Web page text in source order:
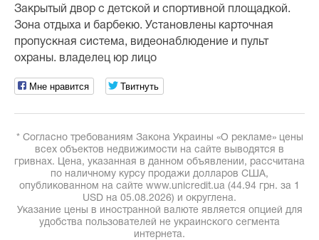
Закрытый двор с детской и спортивной площадкой.
Зона отдыха и барбекю. Установлены карточная
пропускная система, видеонаблюдение и пульт
охраны. владелец юр лицо
Мне нравится Твитнуть
* Согласно требованиям Закона Украины «О рекламе» цены
всех объектов недвижимости на сайте выводятся в
гривнах. Цена, указанная в данном объявлении, рассчитана
по наличному курсу продажи долларов США,
опубликованном на сайте www.unicredit.ua (44.94 грн. за 1
USD на 05.08.2026) и округлена.
Указание цены в иностранной валюте является опцией для
удобства пользователей не украинского сегмента
интернета.